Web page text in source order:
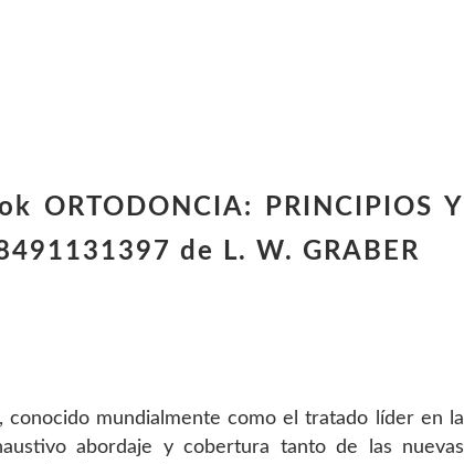
ORTODONCIA: PRINCIPIOS Y
de L. W. GRABER
mundialmente como el tratado líder en la
abordaje y cobertura tanto de las nuevas